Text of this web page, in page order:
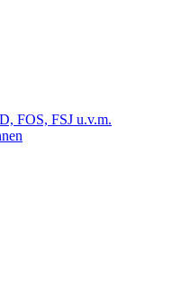
FOS, FSJ u.v.m.